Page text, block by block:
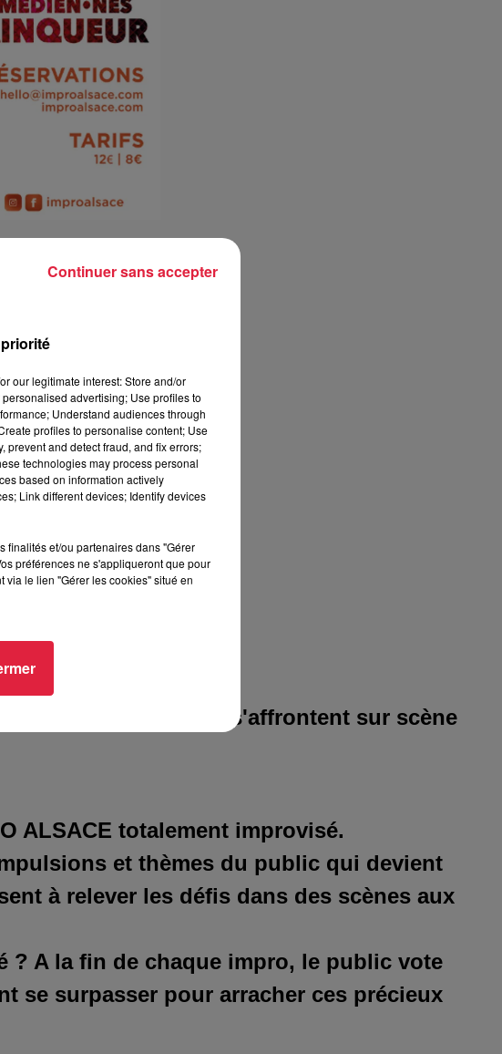
où 4 comédien·nes s'affrontent sur scène
ALSACE totalement improvisé.
et thèmes du public qui devient
à relever les défis dans des scènes aux
? A la fin de chaque impro, le public vote
se surpasser pour arracher ces précieux
our legitimate interest: Store and/or
advertising; Use profiles to
Understand audiences through
profiles to personalise content; Use
prevent and detect fraud, and fix errors;
technologies may process personal
based on information actively
Link different devices; Identify devices
finalités et/ou partenaires dans "Gérer
préférences ne s'appliqueront que pour
via le lien "Gérer les cookies" situé en
Continuer sans accepter